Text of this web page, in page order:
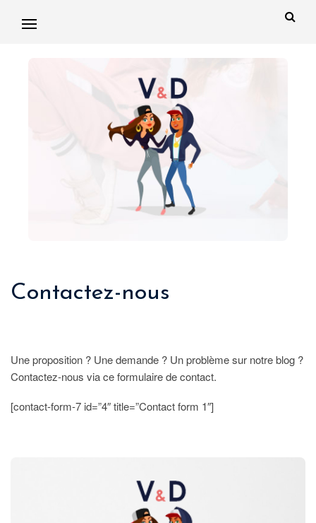
Contactez-nous
Une proposition ? Une demande ? Un problème sur notre blog ?
Contactez-nous via ce formulaire de contact.
[contact-form-7 id=”4″ title=”Contact form 1″]